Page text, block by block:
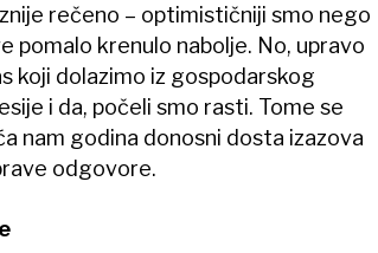
rečeno – optimističniji smo nego
pomalo krenulo nabolje. No, upravo
koji dolazimo iz gospodarskog
i da, počeli smo rasti. Tome se
nam godina donosni dosta izazova
odgovore.